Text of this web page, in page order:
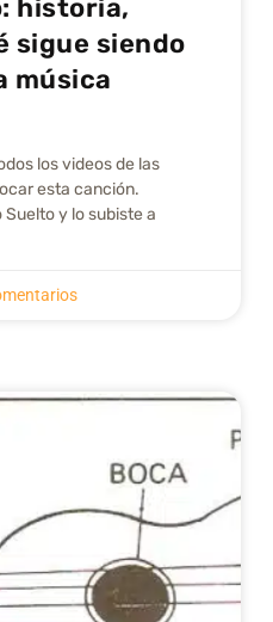
historia,
sigue siendo
música
los videos de las
esta canción.
y lo subiste a